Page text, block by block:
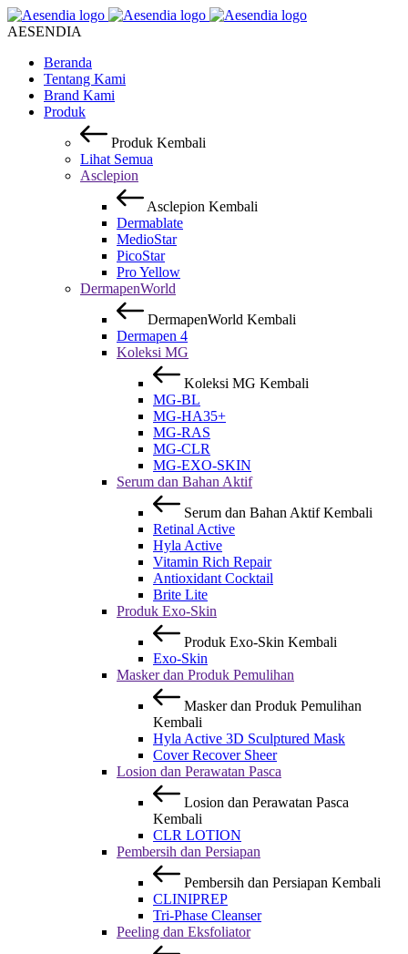
AESENDIA
Beranda
Tentang Kami
Brand Kami
Produk
Produk Kembali
Lihat Semua
Asclepion
Asclepion Kembali
Dermablate
MedioStar
PicoStar
Pro Yellow
DermapenWorld
DermapenWorld Kembali
Dermapen 4
Koleksi MG
Koleksi MG Kembali
MG-BL
MG-HA35+
MG-RAS
MG-CLR
MG-EXO-SKIN
Serum dan Bahan Aktif
Serum dan Bahan Aktif Kembali
Retinal Active
Hyla Active
Vitamin Rich Repair
Antioxidant Cocktail
Brite Lite
Produk Exo-Skin
Produk Exo-Skin Kembali
Exo-Skin
Masker dan Produk Pemulihan
Masker dan Produk Pemulihan
Kembali
Hyla Active 3D Sculptured Mask
Cover Recover Sheer
Losion dan Perawatan Pasca
Losion dan Perawatan Pasca
Kembali
CLR LOTION
Pembersih dan Persiapan
Pembersih dan Persiapan Kembali
CLINIPREP
Tri-Phase Cleanser
Peeling dan Eksfoliator